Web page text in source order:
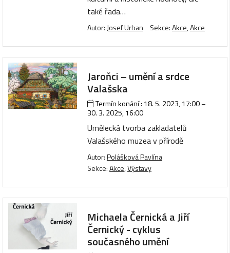
také řada…
Autor:Josef Urban Sekce:Akce,Akce
Jaroňci – umění a srdce
Valašska
Termín konání : 18. 5. 2023, 17:00–
30. 3. 2025, 16:00
Umělecká tvorba zakladatelů
Valašského muzea v přírodě
Autor:Polášková Pavlína
Sekce:Akce,Výstavy
Michaela Černická a Jiří
Černický - cyklus
současného umění